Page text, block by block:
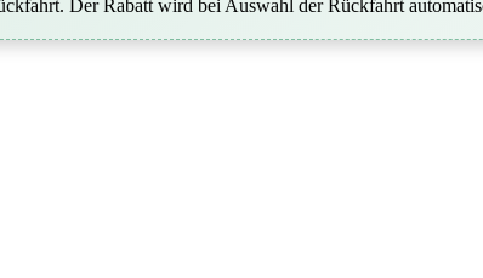
Der Rabatt wird bei Auswahl der Rückfahrt